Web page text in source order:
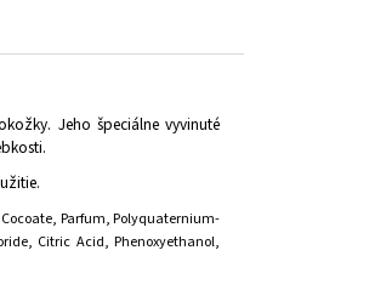
Jeho špeciálne vyvinuté
Parfum, Polyquaternium-
Citric Acid, Phenoxyethanol,